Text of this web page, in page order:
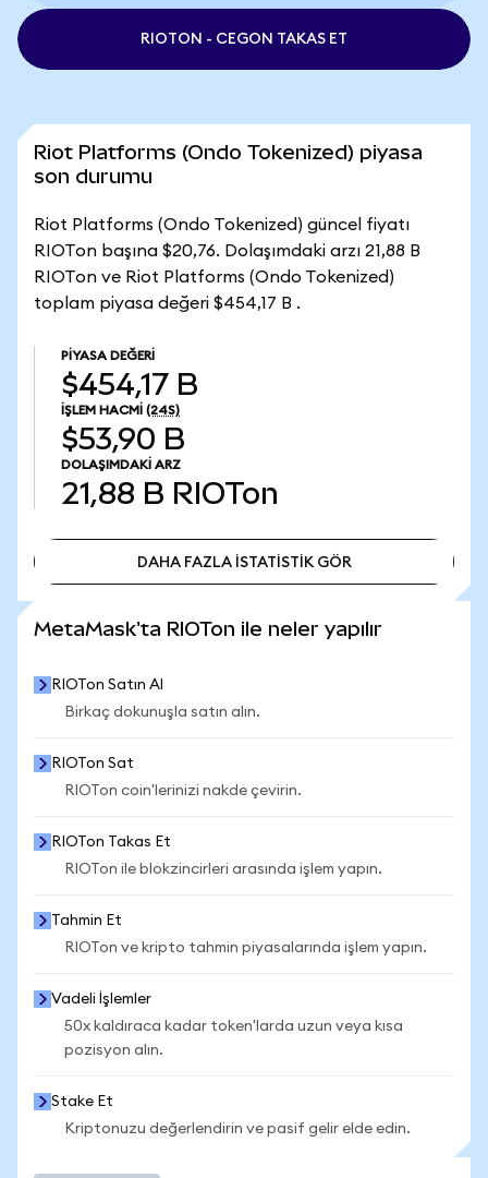
RIOTON - CEGON TAKAS ET
Riot Platforms (Ondo Tokenized) piyasa
son durumu
Riot Platforms (Ondo Tokenized) güncel fiyatı
RIOTon başına $20,76. Dolaşımdaki arzı 21,88 B
RIOTon ve Riot Platforms (Ondo Tokenized)
toplam piyasa değeri $454,17 B .
PIYASA DEĞERI
$454,17 B
İŞLEM HACMI (24S)
$53,90 B
DOLAŞIMDAKI ARZ
21,88 B RIOTon
DAHA FAZLA İSTATİSTİK GÖR
MetaMask'ta RIOTon ile neler yapılır
RIOTon Satın Al
Birkaç dokunuşla satın alın.
RIOTon Sat
RIOTon coin'lerinizi nakde çevirin.
RIOTon Takas Et
RIOTon ile blokzincirleri arasında işlem yapın.
Tahmin Et
RIOTon ve kripto tahmin piyasalarında işlem yapın.
Vadeli İşlemler
50x kaldıraca kadar token'larda uzun veya kısa
pozisyon alın.
Stake Et
Kriptonuzu değerlendirin ve pasif gelir elde edin.